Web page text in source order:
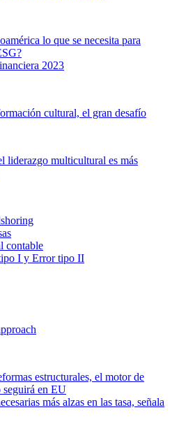
lo que se necesita para
2023
cultural, el gran desafío
liderazgo multicultural es más
contable
I y Error tipo II
estructurales, el motor de
en EU
más alzas en las tasa, señala